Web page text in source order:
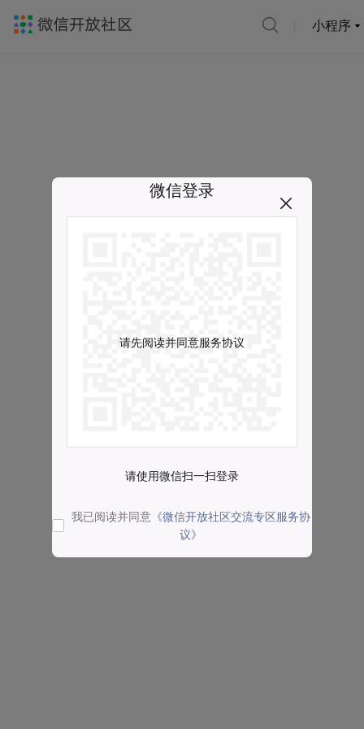
小程序
微信登录
请先阅读并同意服务协议
请使用微信扫一扫登录
我已阅读并同意 《微信开放社区交流专区服务协
议》